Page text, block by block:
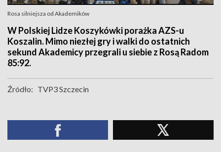
Rosa silniejsza od Akademików
W Polskiej Lidze Koszykówki porażka AZS-u
Koszalin. Mimo niezłej gry i walki do ostatnich
sekund Akademicy przegrali u siebie z Rosą Radom
85:92.
Źródło: TVP3 Szczecin